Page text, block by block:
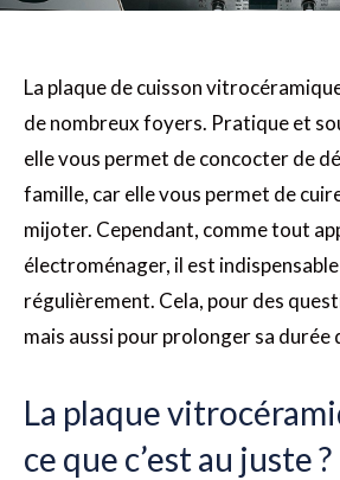
La plaque de cuisson
de nombreux foyers. Pratique et
elle vous permet de concocter de
famille, car elle vous permet de
mijoter. Cependant, comme tout
électroménager, il est
régulièrement. Cela, pour des
mais aussi pour prolonger sa durée
La plaque
ce que c’est au juste ?